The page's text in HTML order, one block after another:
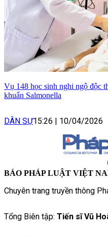
Vụ 148 học sinh nghi ngộ độc
khuẩn Salmonella
DÂN SỰ15:26 10/04/2026
BÁO PHÁP LUẬT VIỆT
Chuyên trang truyền thông
Tổng Biên tập: Tiến sĩ Vũ